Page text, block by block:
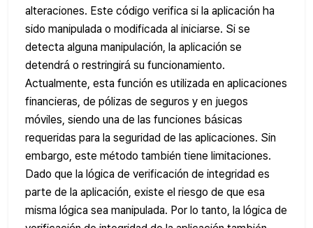
alteraciones. Este código verifica si la aplicación ha
sido manipulada o modificada al iniciarse. Si se
detecta alguna manipulación, la aplicación se
detendrá o restringirá su funcionamiento.
Actualmente, esta función es utilizada en aplicaciones
financieras, de pólizas de seguros y en juegos
móviles, siendo una de las funciones básicas
requeridas para la seguridad de las aplicaciones. Sin
embargo, este método también tiene limitaciones.
Dado que la lógica de verificación de integridad es
parte de la aplicación, existe el riesgo de que esa
misma lógica sea manipulada. Por lo tanto, la lógica de